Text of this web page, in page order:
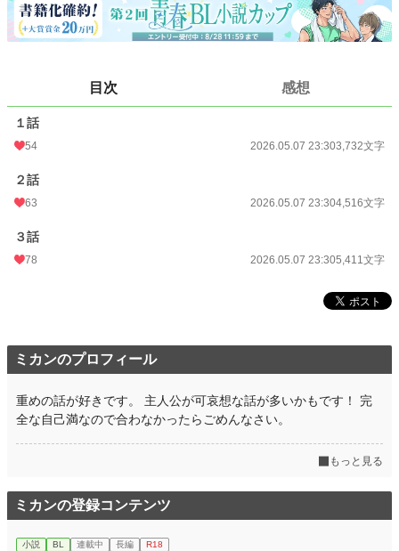
更新日時 2026.05.07 23:30
2026.05.07 23:30
週間ポイント
月間ポイント
年間ポイント
累計ポイント
目次 感想
１話
54 2026.05.07 23:303,732文字
２話
63 2026.05.07 23:304,516文字
３話
78 2026.05.07 23:305,411文字
ミカンのプロフィール
重めの話が好きです。 主人公が可哀想な話が多いかもです！ 完
全な自己満なので合わなかったらごめんなさい。
もっと見る
ミカンの登録コンテンツ
小説 BL 連載中 長編 R18